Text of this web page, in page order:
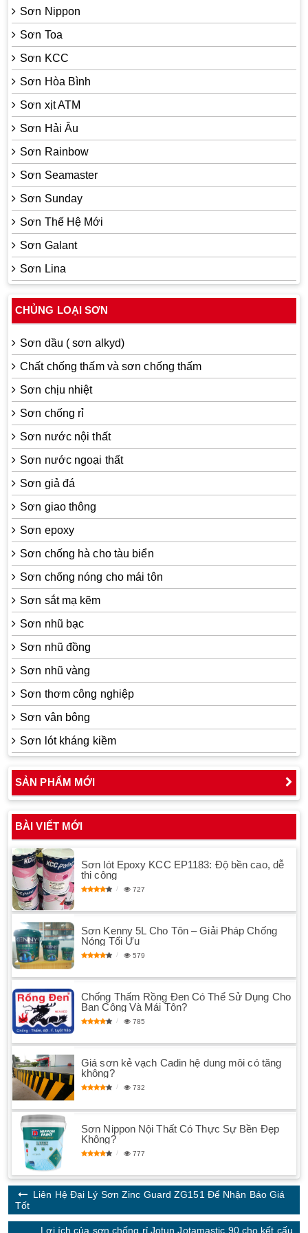
Sơn Nippon
Sơn Toa
Sơn KCC
Sơn Hòa Bình
Sơn xịt ATM
Sơn Hải Âu
Sơn Rainbow
Sơn Seamaster
Sơn Sunday
Sơn Thế Hệ Mới
Sơn Galant
Sơn Lina
CHỦNG LOẠI SƠN
Sơn dầu ( sơn alkyd)
Chất chống thấm và sơn chống thấm
Sơn chịu nhiệt
Sơn chống rỉ
Sơn nước nội thất
Sơn nước ngoại thất
Sơn giả đá
Sơn giao thông
Sơn epoxy
Sơn chống hà cho tàu biển
Sơn chống nóng cho mái tôn
Sơn sắt mạ kẽm
Sơn nhũ bạc
Sơn nhũ đồng
Sơn nhũ vàng
Sơn thơm công nghiệp
Sơn vân bông
Sơn lót kháng kiềm
SẢN PHẨM MỚI
BÀI VIẾT MỚI
Sơn lót Epoxy KCC EP1183: Độ bền cao, dễ
thi công
727
Sơn Kenny 5L Cho Tôn – Giải Pháp Chống
Nóng Tối Ưu
579
Chống Thấm Rồng Đen Có Thể Sử Dụng Cho
Ban Công Và Mái Tôn?
785
Giá sơn kẻ vạch Cadin hệ dung môi có tăng
không?
732
Sơn Nippon Nội Thất Có Thực Sự Bền Đẹp
Không?
777
Liên Hệ Đại Lý Sơn Zinc Guard ZG151 Để Nhận Báo Giá
Tốt
Lợi ích của sơn chống rỉ Jotun Jotamastic 90 cho kết cấu